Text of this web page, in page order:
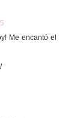
Me encantó el